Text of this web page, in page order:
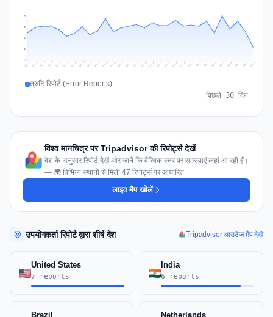
20
40
59
79
Jul 11 Jul 12 Jul 13 Jul 14 Jul 15 Jul 16 Jul 17 Jul 18 Jul 19 Jul 20 Jul 21 Jul 22 Jul 23 Jul 24 Jul 25 Jul 26 Jul 27 Jul 28 Jul 29 Jul 30 Jul 31 Aug 1 Aug 2 Aug 3 Aug 4 Aug 5 Aug 6 Aug 7 Aug 8 Aug 9
त्रुटि रिपोर्ट (Error Reports)
पिछले 30 दिन
विश्व मानचित्र पर Tripadvisor की रिपोर्ट्स देखें
देश के अनुसार रिपोर्ट देखें और जानें कि वैश्विक स्तर पर समस्याएं कहां आ रही हैं।
— 🌍 विभिन्न स्थानों से मिली 47 रिपोर्ट्स पर आधारित
लाइव मैप खोलें
उपयोगकर्ता रिपोर्ट द्वारा शीर्ष देश Tripadvisor आउटेज मैप देखें
United States
7 reports
India
6 reports
Brazil Netherlands